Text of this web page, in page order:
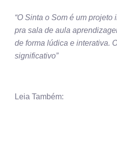
“O Sinta o Som é um
pra sala de aula
de forma lúdica e interativa.
significativo”
Leia Também: